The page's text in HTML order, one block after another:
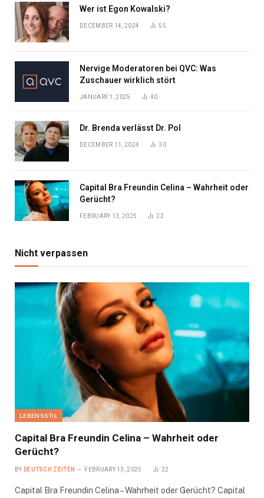
Wer ist Egon Kowalski?
DECEMBER 14, 2024 55
Nervige Moderatoren bei QVC: Was
Zuschauer wirklich stört
JANUARY 1, 2025 40
Dr. Brenda verlässt Dr. Pol
DECEMBER 11, 2024 30
Capital Bra Freundin Celina – Wahrheit oder
Gerücht?
FEBRUARY 13, 2025 22
Nicht verpassen
LEBENSSTIL
Capital Bra Freundin Celina – Wahrheit oder
Gerücht?
BY DEUTSCH ZEITEN FEBRUARY 13, 2025 22
Capital Bra Freundin Celina – Wahrheit oder Gerücht? Capital